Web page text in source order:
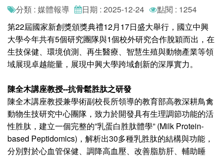
分類 : 媒體報導 日期 : 2025-12-24
點閱 : 1254
第22屆國家新創獎頒獎典禮12月17日盛大舉行，國立中興
大學今年共有5個研究團隊與1個校外研究合作脫穎而出，在
生技保健、環境偵測、再生醫療、智慧生殖與動物產業等領
域展現卓越能量，展現中興大學跨域創新的深厚實力。
陳全木講座教授--抗骨鬆胜肽之研發
陳全木講座教授兼學術副校長所領導的教育部高教深耕鳥禽
動物生技研究中心團隊，致力於開發具有生理調節功能的活
性胜肽，建立一個完整的”乳蛋白胜肽體學” (Milk Protein-
based Peptidomics)，解析出30多種乳胜肽的結構與功能，
分別對於心血管保健、調降高血壓、改善脂肪肝、輔助睡